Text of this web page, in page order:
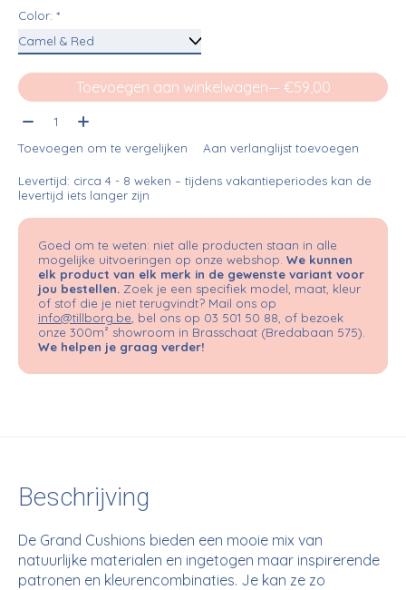
Color: *
Toevoegen aan winkelwagen
— €59,00
Aantal:
Toevoegen om te vergelijken Aan verlanglijst toevoegen
Levertijd: circa 4 - 8 weken – tijdens vakantieperiodes kan de
levertijd iets langer zijn
Goed om te weten: niet alle producten staan in alle
mogelijke uitvoeringen op onze webshop. We kunnen
elk product van elk merk in de gewenste variant voor
jou bestellen. Zoek je een specifiek model, maat, kleur
of stof die je niet terugvindt? Mail ons op
info@tillborg.be , bel ons op 03 501 50 88, of bezoek
onze 300m² showroom in Brasschaat (Bredabaan 575).
We helpen je graag verder!
Beschrijving
De Grand Cushions bieden een mooie mix van
natuurlijke materialen en ingetogen maar inspirerende
patronen en kleurencombinaties. Je kan ze zo